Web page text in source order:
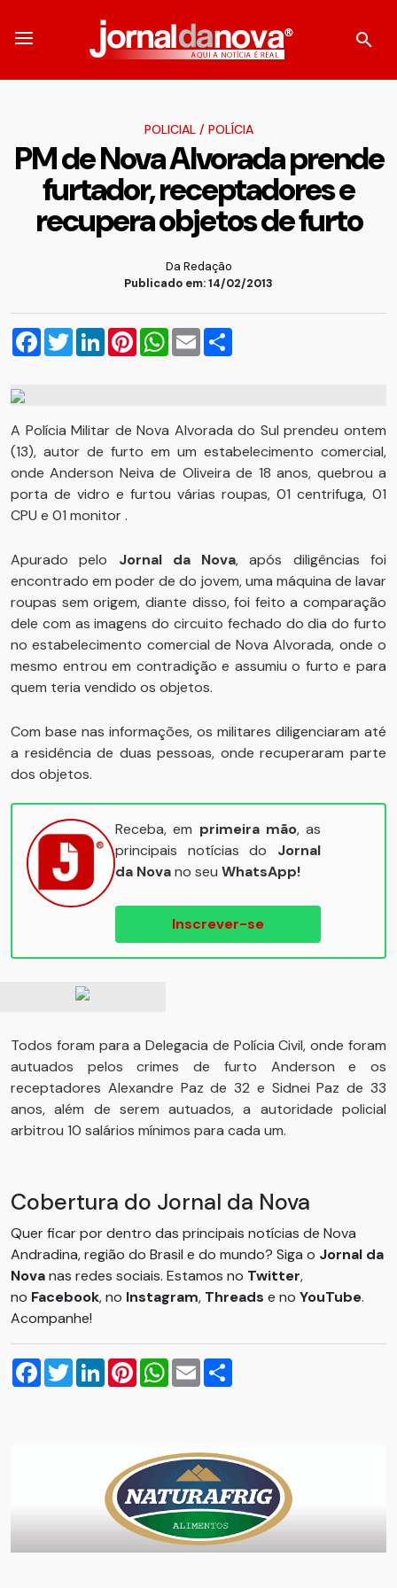
POLICIAL/ POLÍCIA
PM de Nova Alvorada prende
furtador, receptadores e
recupera objetos de furto
Da Redação
Publicado em: 14/02/2013
Facebook
TwitterLinkedInPinterestWhatsApp
Email
A Polícia Militar de Nova Alvorada do Sul prendeu ontem
(13), autor de furto em um estabelecimento comercial,
onde Anderson Neiva de Oliveira de 18 anos, quebrou a
porta de vidro e furtou várias roupas, 01 centrifuga, 01
CPU e 01 monitor .
Apurado pelo Jornal da Nova, após diligências foi
encontrado em poder de do jovem, uma máquina de lavar
roupas sem origem, diante disso, foi feito a comparação
dele com as imagens do circuito fechado do dia do furto
no estabelecimento comercial de Nova Alvorada, onde o
mesmo entrou em contradição e assumiu o furto e para
quem teria vendido os objetos.
Com base nas informações, os militares diligenciaram até
a residência de duas pessoas, onde recuperaram parte
dos objetos.
Receba, em primeira mão, as
principais notícias do Jornal
da Novano seu WhatsApp!
Inscrever-se
Todos foram para a Delegacia de Polícia Civil, onde foram
autuados pelos crimes de furto Anderson e os
receptadores Alexandre Paz de 32 e Sidnei Paz de 33
anos, além de serem autuados, a autoridade policial
arbitrou 10 salários mínimos para cada um.
Cobertura do Jornal da Nova
Quer ficar por dentro das principais notícias de Nova
Andradina, região do Brasil e do mundo? Siga o Jornal da
Novanas redes sociais. Estamos no Twitter,
no Facebook, no Instagram, Threads e no YouTube.
Acompanhe!
Facebook
TwitterLinkedInPinterestWhatsApp
Email